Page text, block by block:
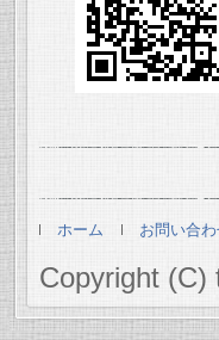
ホーム お問い合
Copyright (C)